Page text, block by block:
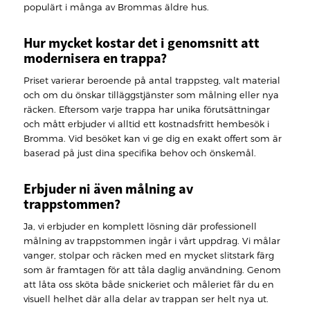
populärt i många av Brommas äldre hus.
Hur mycket kostar det i genomsnitt att
modernisera en trappa?
Priset varierar beroende på antal trappsteg, valt material
och om du önskar tilläggstjänster som målning eller nya
räcken. Eftersom varje trappa har unika förutsättningar
och mått erbjuder vi alltid ett kostnadsfritt hembesök i
Bromma. Vid besöket kan vi ge dig en exakt offert som är
baserad på just dina specifika behov och önskemål.
Erbjuder ni även målning av
trappstommen?
Ja, vi erbjuder en komplett lösning där professionell
målning av trappstommen ingår i vårt uppdrag. Vi målar
vanger, stolpar och räcken med en mycket slitstark färg
som är framtagen för att tåla daglig användning. Genom
att låta oss sköta både snickeriet och måleriet får du en
visuell helhet där alla delar av trappan ser helt nya ut.